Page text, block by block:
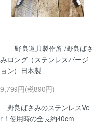
野良道具製作所 /野良ばさ
みロング（ステンレスバージ
ョン）日本製
9,799円(税890円)
野良ばさみのステンレスVe
r！使用時の全長約40cm